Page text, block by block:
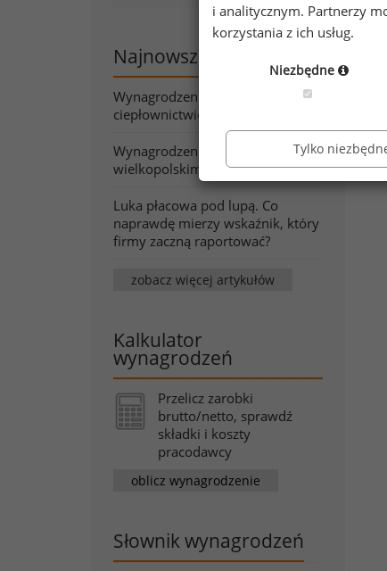
Najnowsze artykuły
Wynagrodzenia w energetyce i
ciepłownictwie wiosną 2026
Wynagrodzenia w województwie
wielkopolskim wiosną 2026
Luka płacowa pod lupą. Co
naprawdę mierzy wskaźnik, który
firmy zaczną raportować?
zobacz więcej artykułów
Kalkulator
wynagrodzeń
Przelicz zarobki
brutto/netto, sprawdź
składki i koszty
pracodawcy
oblicz wynagrodzenie
Słownik wynagrodzeń
i analitycznym. Partnerzy
korzystania z ich usług.
Niezbędne
Tylko